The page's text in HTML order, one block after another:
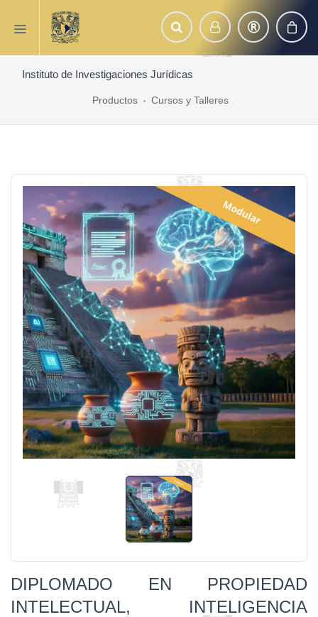
Instituto de Investigaciones Jurídicas
Productos Cursos y Talleres
DIPLOMADO EN PROPIEDAD
INTELECTUAL, INTELIGENCIA